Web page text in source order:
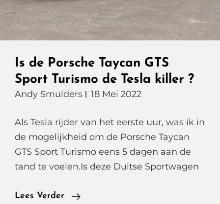
Is de Porsche Taycan GTS
Sport Turismo de Tesla killer ?
Andy Smulders 18 Mei 2022
Als Tesla rijder van het eerste uur, was ik in
de mogelijkheid om de Porsche Taycan
GTS Sport Turismo eens 5 dagen aan de
tand te voelen.Is deze Duitse Sportwagen
Lees Verder
Is